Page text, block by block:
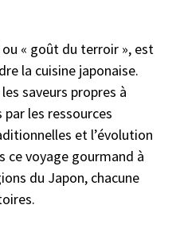
ou « goût du terroir », est
la cuisine japonaise.
saveurs propres à
les ressources
et l’évolution
ce voyage gourmand à
du Japon, chacune